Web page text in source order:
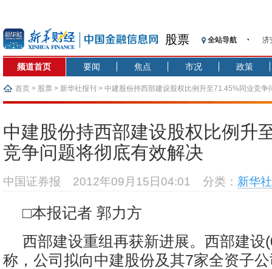
股票 全站导航
济
【
【
济
在
沥
频道首页 要闻 焦点 市况 政策
首页 > 股票 > 新华社报刊 > 中建股份持西部建设股权比例升至71.45%同业竞争
中建股份持西部建设股权比例升
竞争问题将彻底有效解决
中国证券报 2012年09月15日04:01 分类： 新华
□本报记者 郭力方
西部建设重组再获新进展。西部建设
称，公司拟向中建股份及其7家全资子